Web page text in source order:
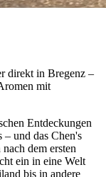
direkt in Bregenz –
mit
Entdeckungen
– und das Chen's
dem ersten
ein in eine Welt
bis in andere